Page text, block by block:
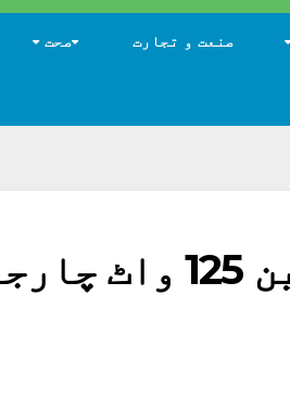
صنعت و تجارت صحت
اوپو نے دنیا کا تیز